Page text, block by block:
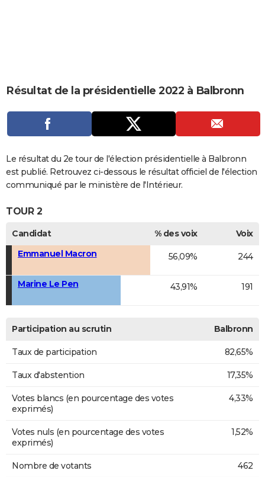
CARTE DE VOEUX
DICTIONNAIRE
Dictionnaire
Biographies
Expressions
Proverbes
PROGRAMME TV
COPAINS D'AVANT
S'inscrire
Se connecter
Lycées
Collèges
Primaires
Universités
Entreprises
Service militaire
Avis de recherche
AVIS DE DÉCÈS
FORUM
Bricolage
Culture
Television
Voyage
Résultat de la présidentielle 2022 à Balbronn
Le résultat du 2e tour de l'élection présidentielle à Balbronn
est publié. Retrouvez ci-dessous le résultat officiel de l'élection
communiqué par le ministère de l'Intérieur.
TOUR 2
Candidat % des voix
Voix
Emmanuel Macron
56,09% 244
Marine Le Pen 43,91% 191
Participation au scrutin Balbronn
Taux de participation 82,65%
Taux d'abstention 17,35%
Votes blancs (en pourcentage des votes
exprimés)
4,33%
Votes nuls (en pourcentage des votes
exprimés)
1,52%
Nombre de votants 462